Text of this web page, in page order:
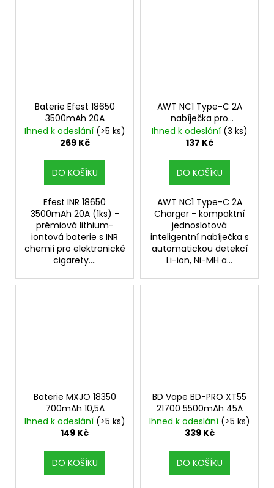
Baterie Efest 18650
3500mAh 20A
Ihned k odeslání (>5 ks)
269 Kč
DO KOŠÍKU
Efest INR 18650
3500mAh 20A (1ks) -
prémiová lithium-
iontová baterie s INR
chemií pro elektronické
cigarety....
AWT NC1 Type-C 2A
nabíječka pro
monočlánky
Ihned k odeslání (3 ks)
137 Kč
DO KOŠÍKU
AWT NC1 Type-C 2A
Charger - kompaktní
jednoslotová
inteligentní nabíječka s
automatickou detekcí
Li-ion, Ni-MH a...
Baterie MXJO 18350
700mAh 10,5A
Ihned k odeslání (>5 ks)
149 Kč
DO KOŠÍKU
BD Vape BD-PRO XT55
21700 5500mAh 45A
Ihned k odeslání (>5 ks)
339 Kč
DO KOŠÍKU